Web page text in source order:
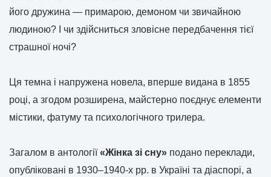
його дружина — примарою, демоном чи звичайною
людиною? І чи здійсниться зловісне передбачення тієї
страшної ночі?
Ця темна і напружена новела, вперше видана в 1855
році, а згодом розширена, майстерно поєднує елементи
містики, фатуму та психологічного трилера.
Загалом в антології«Жінка зі сну» подано переклади,
опубліковані в 1930–1940-х рр. в Україні та діаспорі, а